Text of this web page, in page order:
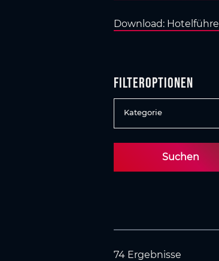
Download:
Filteroptionen
Kategorie
Suchen
74 Ergebnisse